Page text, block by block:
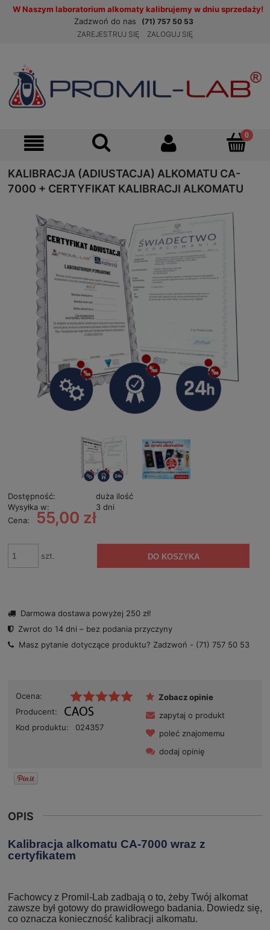
W Naszym laboratorium alkomaty kalibrujemy w dniu sprzedaży!
Zadzwoń do nas
(71) 757 50 53
ZAREJESTRUJ SIĘ
ZALOGUJ SIĘ
KALIBRACJA (ADIUSTACJA) ALKOMATU CA-
7000 + CERTYFIKAT KALIBRACJI ALKOMATU
Dostępność:
duża ilość
Wysyłka w:
3 dni
Cena:
55,00 zł
szt. DO KOSZYKA
Darmowa dostawa powyżej 250 zł!
Zwrot do 14 dni – bez podania przyczyny
Masz pytanie dotyczące produktu? Zadzwoń - (71) 757 50 53
Ocena:
Producent:
Kod produktu:
024357
Zobacz opinie
zapytaj o produkt
poleć znajomemu
dodaj opinię
OPIS
Kalibracja alkomatu CA-7000 wraz z
certyfikatem
Fachowcy z Promil-Lab zadbają o to, żeby Twój alkomat
zawsze był gotowy do prawidłowego badania. Dowiedz się,
co oznacza konieczność kalibracji alkomatu.